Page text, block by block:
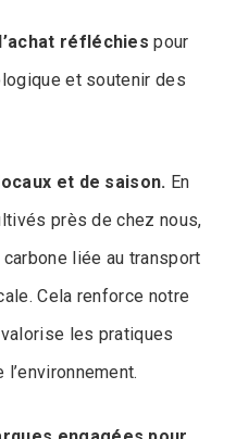
réfléchies pour
et soutenir des
et de saison. En
près de chez nous,
liée au transport
Cela renforce notre
les pratiques